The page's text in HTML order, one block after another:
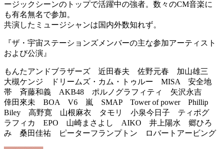
ージックシーンのトップで活躍中の強者。数々のCM音楽に
も有名無名で参加。
共演したミュージシャンは国内外数知れず。
『ザ・宇宙ステーションズメンバーの主な参加アーティスト
および公演』
もんたアンドブラザーズ 近田春夫 佐野元春 加山雄三
大槻ケンジ ドリームズ・カム・トゥルー MISA 安全地
帯 斉藤和義 AKB48 ポルノグラフィティ 矢沢永吉
倖田來未 BOA V6 嵐 SMAP Tower of power Phillip
Biley 高野寛 山根麻衣 タモリ 小泉今日子 ティポグ
ラフィカ EPO 山崎まさよし AIKO 井上陽水 郷ひろ
み 桑田佳祐 ピーターフランプトン ロバートアービング